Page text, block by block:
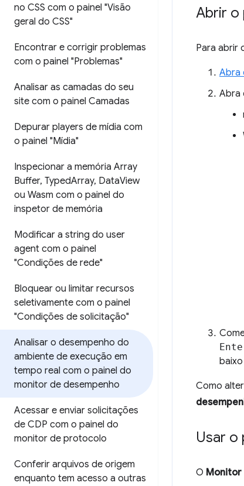
no CSS com o painel "Visão
geral do CSS"
Encontrar e corrigir problemas
com o painel "Problemas"
Analisar as camadas do seu
site com o painel Camadas
Depurar players de mídia com
o painel "Mídia"
Inspecionar a memória Array
Buffer, TypedArray, DataView
ou Wasm com o painel do
inspetor de memória
Modificar a string do user
agent com o painel
"Condições de rede"
Bloquear ou limitar recursos
seletivamente com o painel
"Condições de solicitação"
Analisar o desempenho do
ambiente de execução em
tempo real com o painel do
monitor de desempenho
Acessar e enviar solicitações
de CDP com o painel do
monitor de protocolo
Conferir arquivos de origem
enquanto tem acesso a outras
Abrir o
Para abrir
Abra
Abra
Como
Usar o
O Monitor